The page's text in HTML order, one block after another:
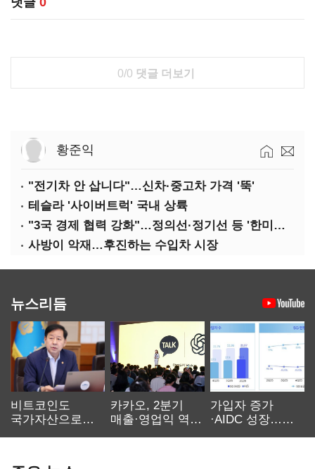
0/0 댓글 더보기
황준익
"전기차 안 삽니다"…신차·중고차 가격 '뚝'
테슬라 '사이버트럭' 국내 상륙
"3국 경제 협력 강화"…정의선·정기선 등 '한미일 경제대화' 참석
사방이 악재…후진하는 수입차 시장
뉴스리듬
비트코인도
국가자산으로…'
카카오, 2분기
매출·영업익 역대
가입자 증가
·AIDC 성장…